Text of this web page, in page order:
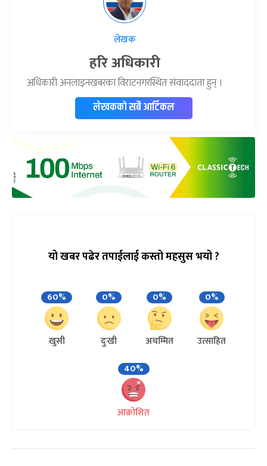
लेखक
हरि अधिकारी
अधिकारी अनलाइनखबरका विराटनगरस्थित संवाददाता हुन् ।
लेखकको सबै आर्टिकल
यो खबर पढेर तपाईलाई कस्तो महसुस भयो ?
60%
खुसी
0%
दुःखी
0%
अचम्मित
0%
उत्साहित
40%
आक्रोशित